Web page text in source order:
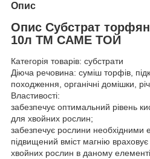
Опис
Опис Субстрат
10л ТМ САМЕ ТОЙ
Категорія товарів: субстрати
Діюча речовина: суміш торфів,
походження, органічні домішки,
Властивості:
забезпечує оптимальний рівень
для хвойних рослин;
забезпечує рослини
підвищений вміст магнію враховує
хвойних рослин в даному